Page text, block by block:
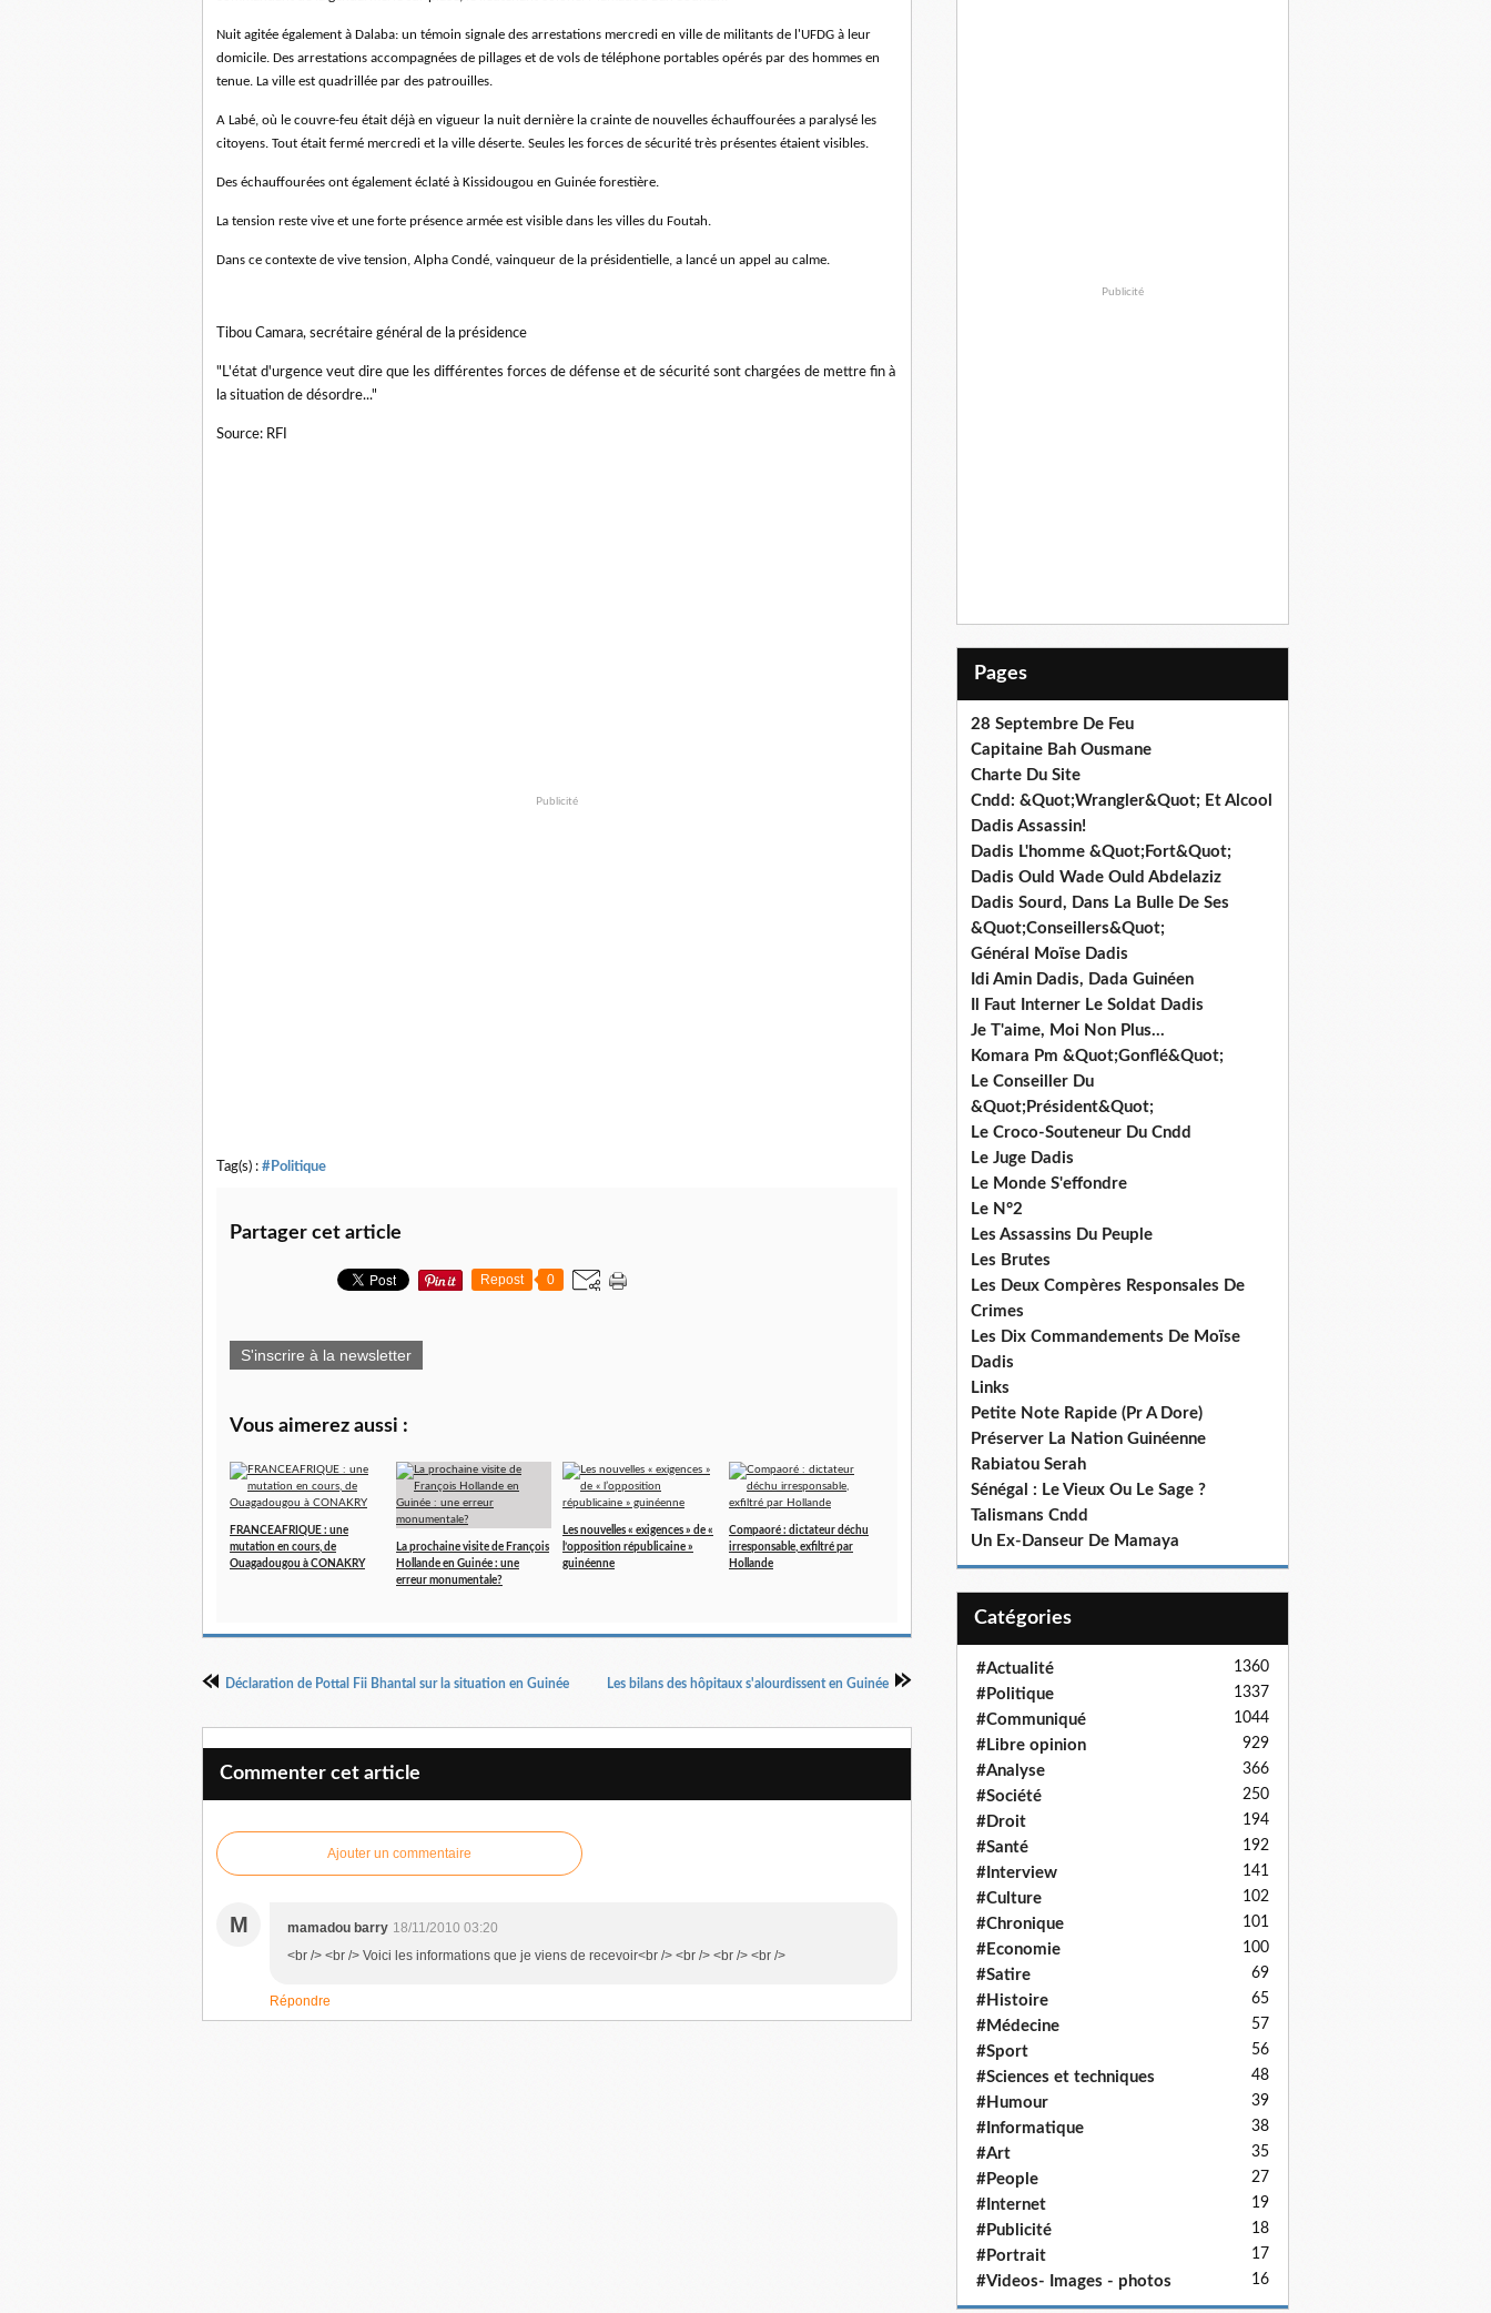
Nuit agitée également à Dalaba: un témoin signale des arrestations mercredi en ville de militants de l'UFDG à leur
domicile. Des arrestations accompagnées de pillages et de vols de téléphone portables opérés par des hommes en
tenue. La ville est quadrillée par des patrouilles.
A Labé, où le couvre-feu était déjà en vigueur la nuit dernière la crainte de nouvelles échauffourées a paralysé les
citoyens. Tout était fermé mercredi et la ville déserte. Seules les forces de sécurité très présentes étaient visibles.
Des échauffourées ont également éclaté à Kissidougou en Guinée forestière.
La tension reste vive et une forte présence armée est visible dans les villes du Foutah.
Dans ce contexte de vive tension, Alpha Condé, vainqueur de la présidentielle, a lancé un appel au calme.
Tibou Camara, secrétaire général de la présidence
"L'état d'urgence veut dire que les différentes forces de défense et de sécurité sont chargées de mettre fin à
la situation de désordre..."
Source: RFI
Publicité
Tag(s) : #Politique
Partager cet article
Repost 0
S'inscrire à la newsletter
Vous aimerez aussi :
FRANCEAFRIQUE : une
mutation en cours, de
Ouagadougou à CONAKRY
La prochaine visite de François
Hollande en Guinée : une
erreur monumentale?
Les nouvelles « exigences » de «
l’opposition républicaine »
guinéenne
Compaoré : dictateur déchu
irresponsable, exfiltré par
Hollande
Déclaration de Pottal Fii Bhantal sur la situation en Guinée Les bilans des hôpitaux s'alourdissent en Guinée
Commenter cet article
Ajouter un commentaire
M mamadou barry 18/11/2010 03:20
<br /> <br /> Voici les informations que je viens de recevoir<br /> <br /> <br /> <br />
Répondre
Publicité
Pages
28 Septembre De Feu
Capitaine Bah Ousmane
Charte Du Site
Cndd: &Quot;Wrangler&Quot; Et Alcool
Dadis Assassin!
Dadis L'homme &Quot;Fort&Quot;
Dadis Ould Wade Ould Abdelaziz
Dadis Sourd, Dans La Bulle De Ses
&Quot;Conseillers&Quot;
Général Moïse Dadis
Idi Amin Dadis, Dada Guinéen
Il Faut Interner Le Soldat Dadis
Je T'aime, Moi Non Plus...
Komara Pm &Quot;Gonflé&Quot;
Le Conseiller Du
&Quot;Président&Quot;
Le Croco-Souteneur Du Cndd
Le Juge Dadis
Le Monde S'effondre
Le N°2
Les Assassins Du Peuple
Les Brutes
Les Deux Compères Responsales De
Crimes
Les Dix Commandements De Moïse
Dadis
Links
Petite Note Rapide (Pr A Dore)
Préserver La Nation Guinéenne
Rabiatou Serah
Sénégal : Le Vieux Ou Le Sage ?
Talismans Cndd
Un Ex-Danseur De Mamaya
Catégories
#Actualité 1360
#Politique 1337
#Communiqué 1044
#Libre opinion 929
#Analyse 366
#Société 250
#Droit 194
#Santé 192
#Interview 141
#Culture 102
#Chronique 101
#Economie 100
#Satire 69
#Histoire 65
#Médecine 57
#Sport 56
#Sciences et techniques 48
#Humour 39
#Informatique 38
#Art 35
#People 27
#Internet 19
#Publicité 18
#Portrait 17
#Videos- Images - photos 16